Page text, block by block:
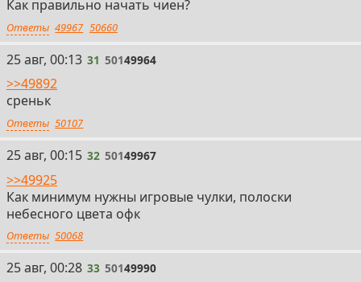
Как правильно начать чиен?
Ответы 49967 50660
31
25 авг, 00:13 31 50149964
>>49892
среньк
Ответы 50107
32
25 авг, 00:15 32 50149967
>>49925
Как минимум нужны игровые чулки, полоски
небесного цвета офк
Ответы 50068
33
25 авг, 00:28 33 50149990